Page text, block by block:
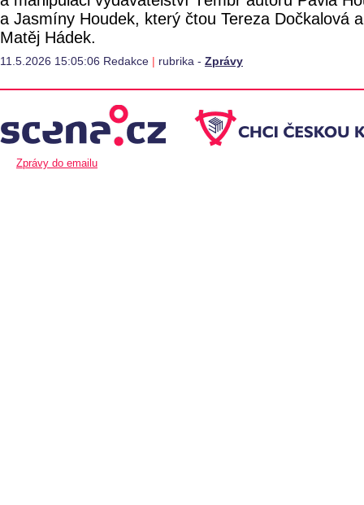
a Jasmíny Houdek, který čtou Tereza Dočkalová a
Matěj Hádek.
11.5.2026 15:05:06 Redakce | rubrika - Zprávy
Zprávy do emailu